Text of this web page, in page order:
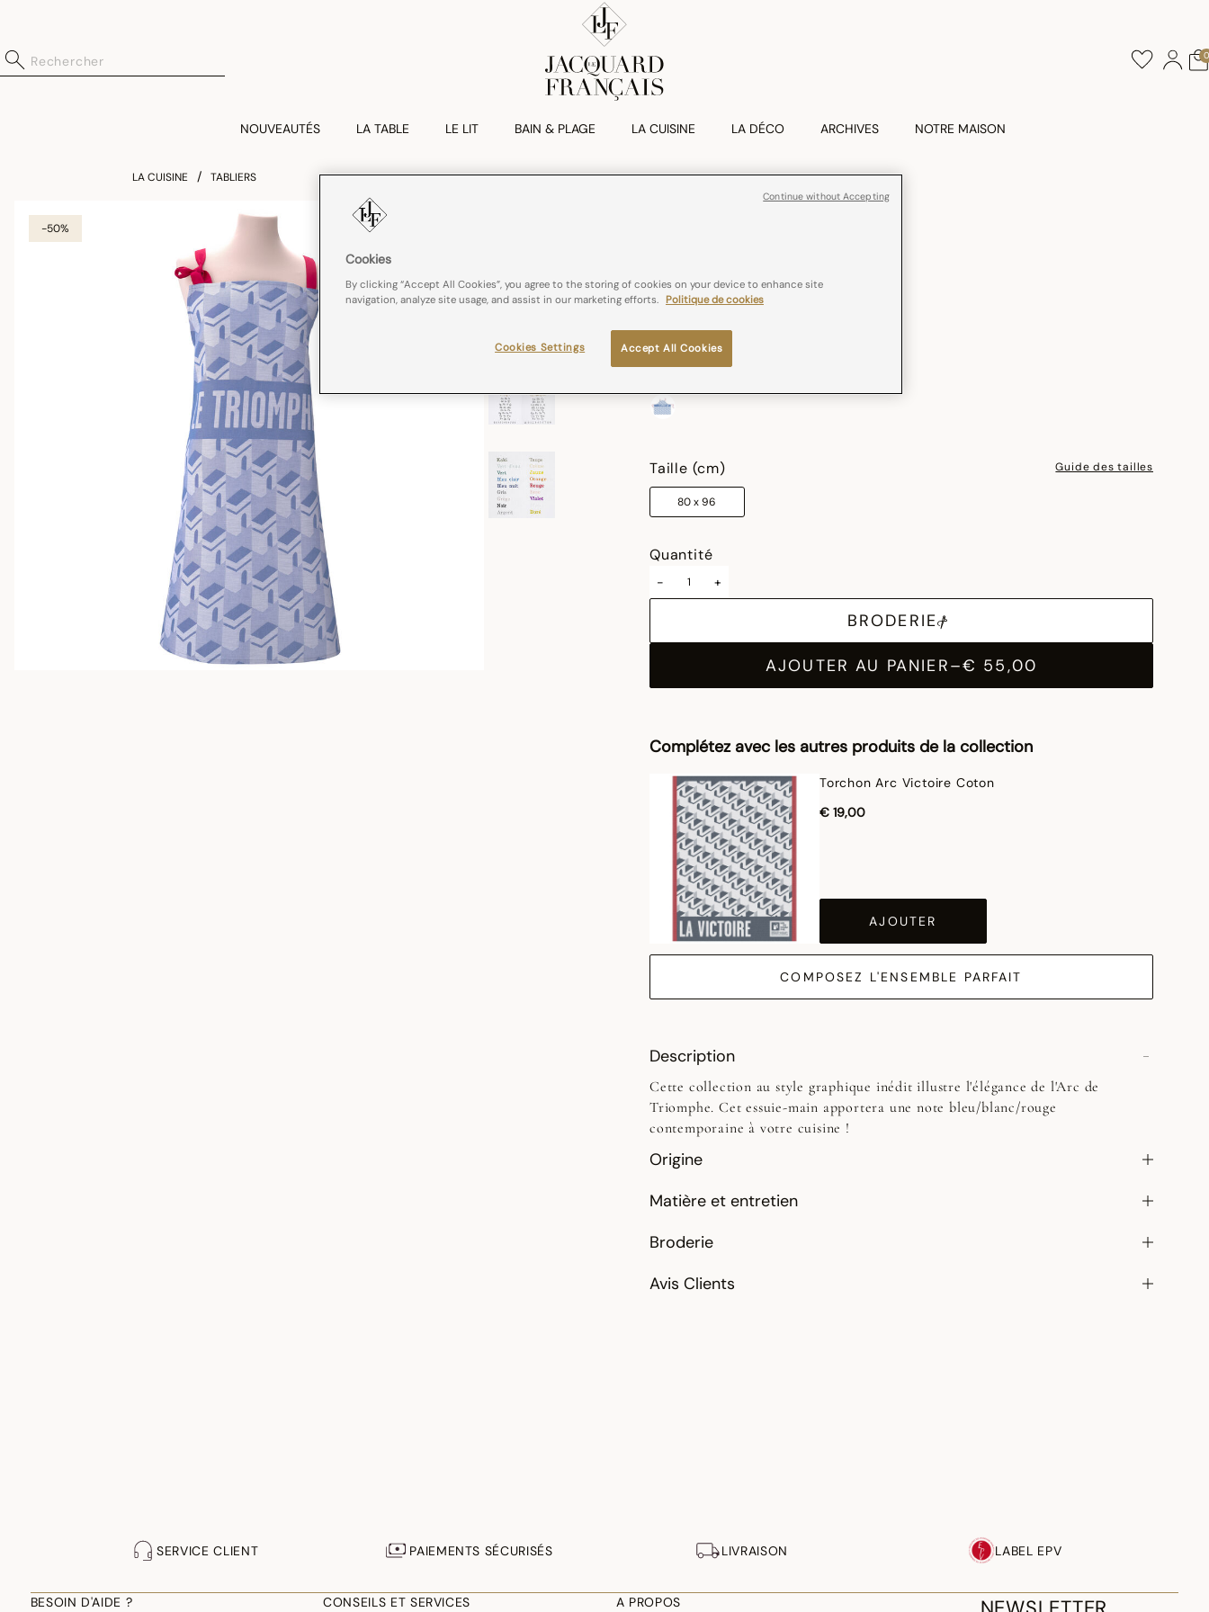
0
NOUVEAUTÉS LA TABLE LE LIT BAIN & PLAGE LA CUISINE LA DÉCO ARCHIVES NOTRE MAISON
LA CUISINE TABLIERS
-50%
Taille (cm) Guide des tailles
80 x 96
Quantité
- +
BRODERIE
AJOUTER AU PANIER–€ 55,00
Complétez avec les autres produits de la collection
Torchon Arc Victoire Coton
€ 19,00
AJOUTER
COMPOSEZ L'ENSEMBLE PARFAIT
Description
Cette collection au style graphique inédit illustre l'élégance de l'Arc de
Triomphe. Cet essuie-main apportera une note bleu/blanc/rouge
contemporaine à votre cuisine !
Origine
Matière et entretien
Broderie
Avis Clients
SERVICE CLIENT PAIEMENTS SÉCURISÉS LIVRAISON LABEL EPV
BESOIN D'AIDE ? CONSEILS ET SERVICES A PROPOS
Cookies
By clicking “Accept All Cookies”, you agree to the storing of cookies on your device to enhance site
navigation, analyze site usage, and assist in our marketing efforts. Politique de cookies
Accept All Cookies
Cookies Settings
Continue without Accepting